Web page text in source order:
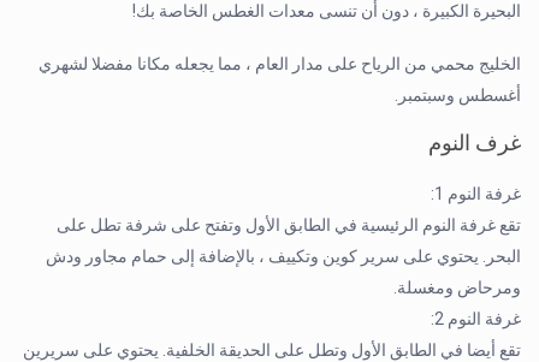
البحيرة الكبيرة ، دون أن تنسى معدات الغطس الخاصة بك!
الخليج محمي من الرياح على مدار العام ، مما يجعله مكانا مفضلا لشهري
أغسطس وسبتمبر.
غرف النوم
غرفة النوم 1:
تقع غرفة النوم الرئيسية في الطابق الأول وتفتح على شرفة تطل على
البحر. يحتوي على سرير كوين وتكييف ، بالإضافة إلى حمام مجاور ودش
ومرحاض ومغسلة.
غرفة النوم 2:
تقع أيضا في الطابق الأول وتطل على الحديقة الخلفية. يحتوي على سريرين